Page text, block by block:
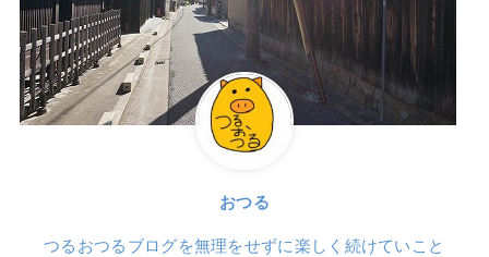
おつる
つるおつるブログを無理をせずに楽しく続けていこと